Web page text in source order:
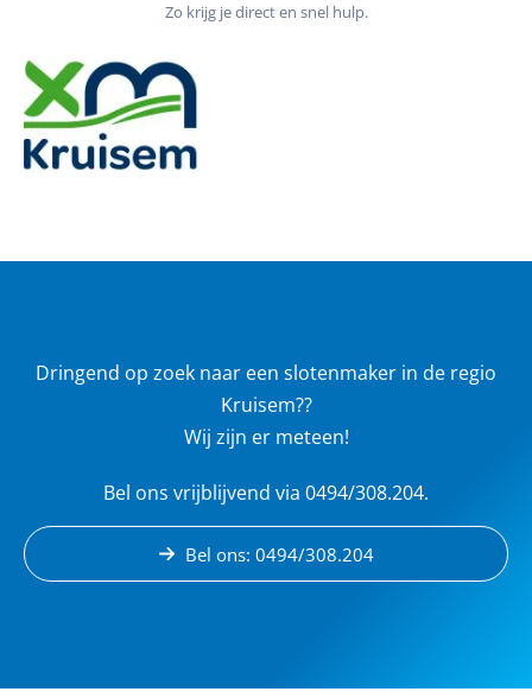
Zo krijg je direct en snel hulp.
Dringend op zoek naar een slotenmaker in de regio
Kruisem??
Wij zijn er meteen!
Bel ons vrijblijvend via 0494/308.204.
Bel ons: 0494/308.204